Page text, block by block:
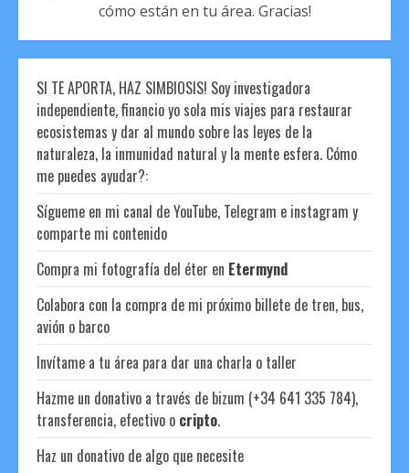
cómo están en tu área. Gracias!
SI TE APORTA, HAZ SIMBIOSIS! Soy investigadora
independiente, financio yo sola mis viajes para restaurar
ecosistemas y dar al mundo sobre las leyes de la
naturaleza, la inmunidad natural y la mente esfera. Cómo
me puedes ayudar?:
Sígueme en mi canal de YouTube, Telegram e instagram y
comparte mi contenido
Compra mi fotografía del éter en Etermynd
Colabora con la compra de mi próximo billete de tren, bus,
avión o barco
Invítame a tu área para dar una charla o taller
Hazme un donativo a través de bizum (+34 641 335 784),
transferencia, efectivo o cripto.
Haz un donativo de algo que necesite